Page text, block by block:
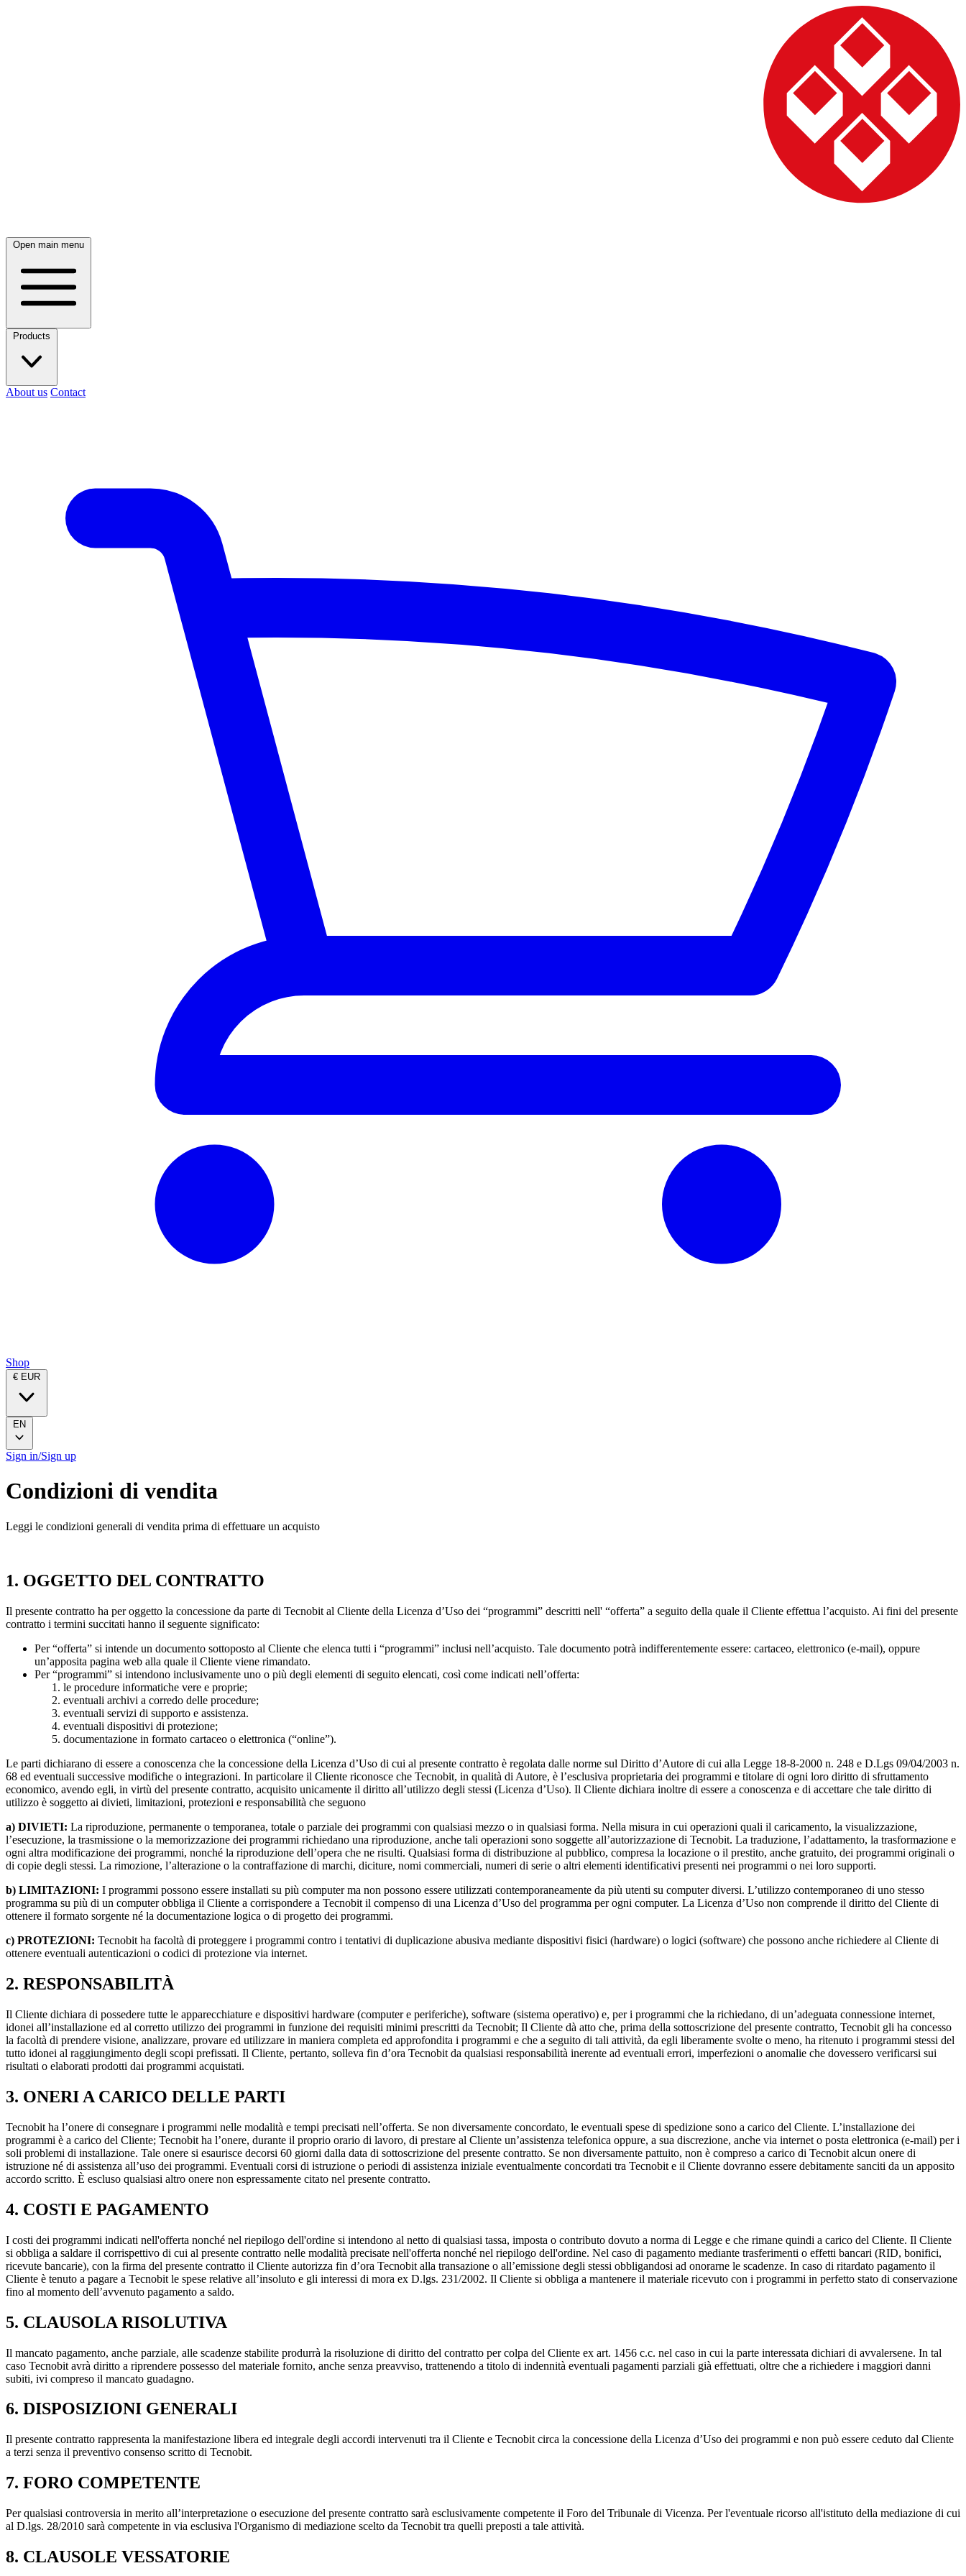
Open main menu
Products
About us Contact
Shop
€ EUR
EN
Sign in/Sign up
Condizioni di vendita
Leggi le condizioni generali di vendita prima di effettuare un acquisto
1. OGGETTO DEL CONTRATTO
Il presente contratto ha per oggetto la concessione da parte di Tecnobit al Cliente della Licenza d’Uso dei “programmi” descritti nell' “offerta” a seguito della quale il Cliente effettua l’acquisto. Ai fini del presente
contratto i termini succitati hanno il seguente significato:
Per “offerta” si intende un documento sottoposto al Cliente che elenca tutti i “programmi” inclusi nell’acquisto. Tale documento potrà indifferentemente essere: cartaceo, elettronico (e-mail), oppure
un’apposita pagina web alla quale il Cliente viene rimandato.
Per “programmi” si intendono inclusivamente uno o più degli elementi di seguito elencati, così come indicati nell’offerta:
le procedure informatiche vere e proprie;
eventuali archivi a corredo delle procedure;
eventuali servizi di supporto e assistenza.
eventuali dispositivi di protezione;
documentazione in formato cartaceo o elettronica (“online”).
Le parti dichiarano di essere a conoscenza che la concessione della Licenza d’Uso di cui al presente contratto è regolata dalle norme sul Diritto d’Autore di cui alla Legge 18-8-2000 n. 248 e D.Lgs 09/04/2003 n.
68 ed eventuali successive modifiche o integrazioni. In particolare il Cliente riconosce che Tecnobit, in qualità di Autore, è l’esclusiva proprietaria dei programmi e titolare di ogni loro diritto di sfruttamento
economico, avendo egli, in virtù del presente contratto, acquisito unicamente il diritto all’utilizzo degli stessi (Licenza d’Uso). Il Cliente dichiara inoltre di essere a conoscenza e di accettare che tale diritto di
utilizzo è soggetto ai divieti, limitazioni, protezioni e responsabilità che seguono
a) DIVIETI: La riproduzione, permanente o temporanea, totale o parziale dei programmi con qualsiasi mezzo o in qualsiasi forma. Nella misura in cui operazioni quali il caricamento, la visualizzazione,
l’esecuzione, la trasmissione o la memorizzazione dei programmi richiedano una riproduzione, anche tali operazioni sono soggette all’autorizzazione di Tecnobit. La traduzione, l’adattamento, la trasformazione e
ogni altra modificazione dei programmi, nonché la riproduzione dell’opera che ne risulti. Qualsiasi forma di distribuzione al pubblico, compresa la locazione o il prestito, anche gratuito, dei programmi originali o
di copie degli stessi. La rimozione, l’alterazione o la contraffazione di marchi, diciture, nomi commerciali, numeri di serie o altri elementi identificativi presenti nei programmi o nei loro supporti.
b) LIMITAZIONI: I programmi possono essere installati su più computer ma non possono essere utilizzati contemporaneamente da più utenti su computer diversi. L’utilizzo contemporaneo di uno stesso
programma su più di un computer obbliga il Cliente a corrispondere a Tecnobit il compenso di una Licenza d’Uso del programma per ogni computer. La Licenza d’Uso non comprende il diritto del Cliente di
ottenere il formato sorgente né la documentazione logica o di progetto dei programmi.
c) PROTEZIONI: Tecnobit ha facoltà di proteggere i programmi contro i tentativi di duplicazione abusiva mediante dispositivi fisici (hardware) o logici (software) che possono anche richiedere al Cliente di
ottenere eventuali autenticazioni o codici di protezione via internet.
2. RESPONSABILITÀ
Il Cliente dichiara di possedere tutte le apparecchiature e dispositivi hardware (computer e periferiche), software (sistema operativo) e, per i programmi che la richiedano, di un’adeguata connessione internet,
idonei all’installazione ed al corretto utilizzo dei programmi in funzione dei requisiti minimi prescritti da Tecnobit; Il Cliente dà atto che, prima della sottoscrizione del presente contratto, Tecnobit gli ha concesso
la facoltà di prendere visione, analizzare, provare ed utilizzare in maniera completa ed approfondita i programmi e che a seguito di tali attività, da egli liberamente svolte o meno, ha ritenuto i programmi stessi del
tutto idonei al raggiungimento degli scopi prefissati. Il Cliente, pertanto, solleva fin d’ora Tecnobit da qualsiasi responsabilità inerente ad eventuali errori, imperfezioni o anomalie che dovessero verificarsi sui
risultati o elaborati prodotti dai programmi acquistati.
3. ONERI A CARICO DELLE PARTI
Tecnobit ha l’onere di consegnare i programmi nelle modalità e tempi precisati nell’offerta. Se non diversamente concordato, le eventuali spese di spedizione sono a carico del Cliente. L’installazione dei
programmi è a carico del Cliente; Tecnobit ha l’onere, durante il proprio orario di lavoro, di prestare al Cliente un’assistenza telefonica oppure, a sua discrezione, anche via internet o posta elettronica (e-mail) per i
soli problemi di installazione. Tale onere si esaurisce decorsi 60 giorni dalla data di sottoscrizione del presente contratto. Se non diversamente pattuito, non è compreso a carico di Tecnobit alcun onere di
istruzione né di assistenza all’uso dei programmi. Eventuali corsi di istruzione o periodi di assistenza iniziale eventualmente concordati tra Tecnobit e il Cliente dovranno essere debitamente sanciti da un apposito
accordo scritto. È escluso qualsiasi altro onere non espressamente citato nel presente contratto.
4. COSTI E PAGAMENTO
I costi dei programmi indicati nell'offerta nonché nel riepilogo dell'ordine si intendono al netto di qualsiasi tassa, imposta o contributo dovuto a norma di Legge e che rimane quindi a carico del Cliente. Il Cliente
si obbliga a saldare il corrispettivo di cui al presente contratto nelle modalità precisate nell'offerta nonché nel riepilogo dell'ordine. Nel caso di pagamento mediante trasferimenti o effetti bancari (RID, bonifici,
ricevute bancarie), con la firma del presente contratto il Cliente autorizza fin d’ora Tecnobit alla transazione o all’emissione degli stessi obbligandosi ad onorarne le scadenze. In caso di ritardato pagamento il
Cliente è tenuto a pagare a Tecnobit le spese relative all’insoluto e gli interessi di mora ex D.lgs. 231/2002. Il Cliente si obbliga a mantenere il materiale ricevuto con i programmi in perfetto stato di conservazione
fino al momento dell’avvenuto pagamento a saldo.
5. CLAUSOLA RISOLUTIVA
Il mancato pagamento, anche parziale, alle scadenze stabilite produrrà la risoluzione di diritto del contratto per colpa del Cliente ex art. 1456 c.c. nel caso in cui la parte interessata dichiari di avvalersene. In tal
caso Tecnobit avrà diritto a riprendere possesso del materiale fornito, anche senza preavviso, trattenendo a titolo di indennità eventuali pagamenti parziali già effettuati, oltre che a richiedere i maggiori danni
subiti, ivi compreso il mancato guadagno.
6. DISPOSIZIONI GENERALI
Il presente contratto rappresenta la manifestazione libera ed integrale degli accordi intervenuti tra il Cliente e Tecnobit circa la concessione della Licenza d’Uso dei programmi e non può essere ceduto dal Cliente
a terzi senza il preventivo consenso scritto di Tecnobit.
7. FORO COMPETENTE
Per qualsiasi controversia in merito all’interpretazione o esecuzione del presente contratto sarà esclusivamente competente il Foro del Tribunale di Vicenza. Per l'eventuale ricorso all'istituto della mediazione di cui
al D.lgs. 28/2010 sarà competente in via esclusiva l'Organismo di mediazione scelto da Tecnobit tra quelli preposti a tale attività.
8. CLAUSOLE VESSATORIE